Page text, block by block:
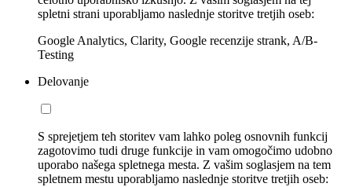
spletni strani uporabljamo naslednje storitve tretjih oseb:
Google Analytics, Clarity, Google recenzije strank, A/B-
Testing
Delovanje
S sprejetjem teh storitev vam lahko poleg osnovnih funkcij
zagotovimo tudi druge funkcije in vam omogočimo udobno
uporabo našega spletnega mesta. Z vašim soglasjem na tem
spletnem mestu uporabljamo naslednje storitve tretjih oseb: